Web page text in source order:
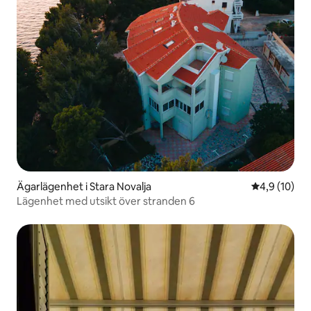
Ägarlägenhet i Stara Novalja 4,9 av 5 i
4,9 (10)
Lägenhet med utsikt över stranden 6